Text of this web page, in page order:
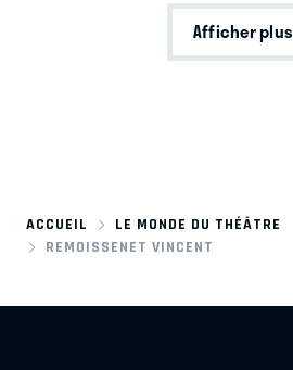
Afficher plus
ACCUEIL
LE MONDE DU THÉÂTRE
REMOISSENET VINCENT